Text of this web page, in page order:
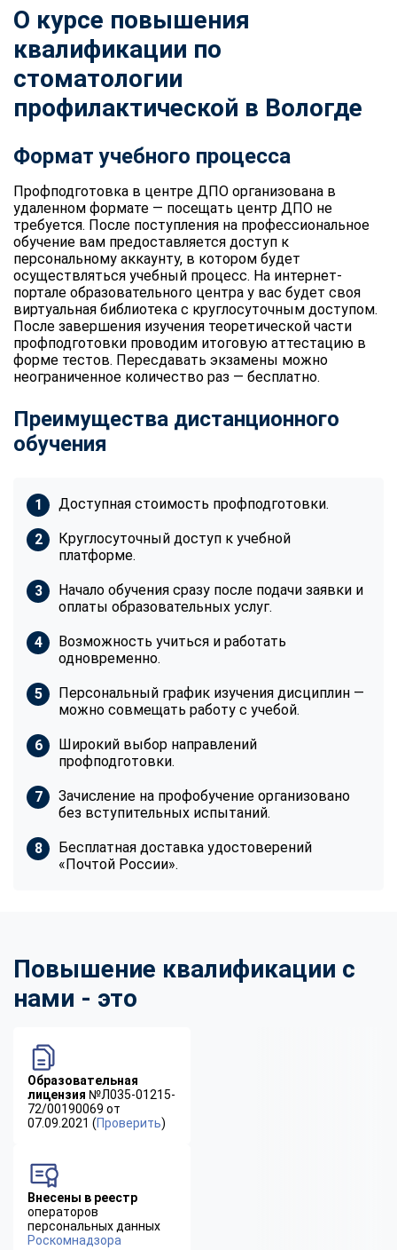
О курсе повышения
квалификации по
стоматологии
профилактической в Вологде
Формат учебного процесса
Профподготовка в центре ДПО организована в
удаленном формате — посещать центр ДПО не
требуется. После поступления на профессиональное
обучение вам предоставляется доступ к
персональному аккаунту, в котором будет
осуществляться учебный процесс. На интернет-
портале образовательного центра у вас будет своя
виртуальная библиотека с круглосуточным доступом.
После завершения изучения теоретической части
профподготовки проводим итоговую аттестацию в
форме тестов. Пересдавать экзамены можно
неограниченное количество раз — бесплатно.
Преимущества дистанционного
обучения
Доступная стоимость профподготовки.
Круглосуточный доступ к учебной
платформе.
Начало обучения сразу после подачи заявки и
оплаты образовательных услуг.
Возможность учиться и работать
одновременно.
Персональный график изучения дисциплин —
можно совмещать работу с учебой.
Широкий выбор направлений
профподготовки.
Зачисление на профобучение организовано
без вступительных испытаний.
Бесплатная доставка удостоверений
«Почтой России».
Повышение квалификации с
нами - это
Образовательная
лицензия №Л035-01215-
72/00190069 от
07.09.2021 (Проверить)
Внесены в реестр
операторов
персональных данных
Роскомнадзора